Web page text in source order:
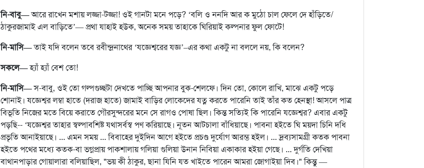
নি-বাবু—আরে রাখেন মশায় লজ্জা-টজ্জা! ওই গানটা মনে পড়ে? ‘বলি ও ননদি আর ক মুঠো চাল ফেলে দে হাঁড়িতে/
ঠাকুরজামাই এল বাড়িতে’— প্রথা যাহাই হউক, অনেক সময় তাহাকে ঘিরিয়াই কল্পনার ফুল ফোটে!
নি-মাসি—তাই যদি বলেন তবে রবীন্দ্রনাথের ‘যজ্ঞেশ্বরের যজ্ঞ’–এর কথা একটু না বললে নয়, কি বলেন?
সকলে—হ্যাঁ হ্যাঁ বেশ তো!
নি-মাসি—স-বাবু, ওই তো গল্পগুচ্ছটা দেখতে পাচ্ছি আপনার বুক-শেলফে। দিন তো, কোলে রাখি, মাঝে একটু পড়ে
শোনাই। যজ্ঞেশ্বর লম্বা হাতে (দরাজ হাতে) জামাই বাড়ির লোকেদের যত্ন করতে পারেনি তাই তাঁর কত হেনস্থা! আসলে পাত্র
বিভূতি নিজের মতে বিয়ে করাতে গৌরসুন্দরের মনে সে রাগও পোষা ছিল। কিন্ত সত্যিই কি পারেনি যজ্ঞেশ্বর? এবার একটু
পড়ছি-- ‘যজ্ঞেশ্বর তাহার স্বল্পাবশিষ্ট যথাসর্বস্ব পণ করিয়াছে। নূতন আটচালা বাঁধিয়াছে। পাবনা হইতে ঘি ময়দা চিনি দধি
প্রভৃতি আনাইয়াছে। ... এমন সময় ... বিবাহের দুইদিন আগে হইতে প্রচণ্ড দুর্যোগ আরম্ভ হইল। ... দ্রব্যসামগ্রী কতক পাবনা
হইতে পথের মধ্যে কতক-বা ভগ্নপ্রায় পাকশালায় গলিয়া গুলিয়া উনান নিবিয়া একাকার হইয়া গেছে। ... দুর্গতি দেখিয়া
বাথানপাড়ার গোয়ালারা বলিয়াছিল, "ভয় কী ঠাকুর, ছানা যিনি যত খাইতে পারেন আমরা জোগাইয়া দিব।" কিন্তু —